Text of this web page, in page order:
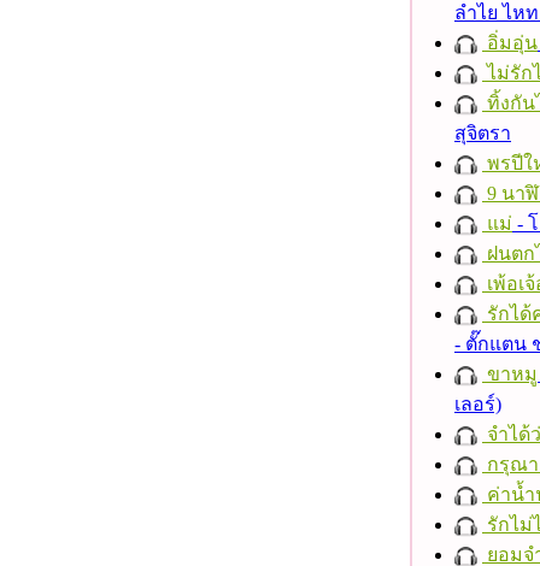
ลำไย ไห
อิ่มอุ่น
ไม่รัก
ทิ้งกัน
สุจิตรา
พรปีใ
9 นา
แม่ -
ฝนตก
เพ้อเ
รักได้
- ตั๊กแตน
ขาหมู
เลอร์)
จำได้
กรุณา
ค่าน้
รักไม่
ยอม